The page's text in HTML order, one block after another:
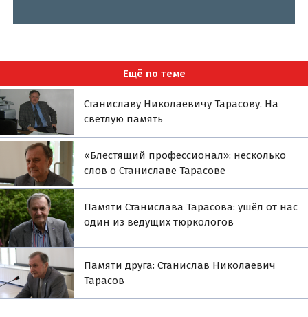
Ещё по теме
Станиславу Николаевичу Тарасову. На
светлую память
«Блестящий профессионал»: несколько
слов о Станиславе Тарасове
Памяти Станислава Тарасова: ушёл от нас
один из ведущих тюркологов
Памяти друга: Станислав Николаевич
Тарасов